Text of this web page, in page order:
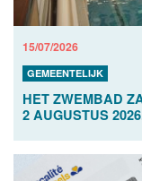
15/07/2026
GEMEENTELIJK
HET ZWEMBAD
2 AUGUSTUS